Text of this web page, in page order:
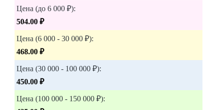
Цена (до 6 000 ₽):
504.00 ₽
Цена (6 000 - 30 000 ₽):
468.00 ₽
Цена (30 000 - 100 000 ₽):
450.00 ₽
Цена (100 000 - 150 000 ₽):